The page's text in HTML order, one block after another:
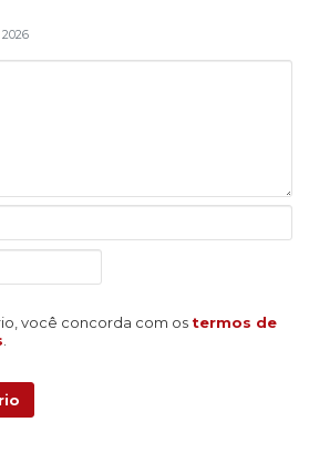
você concorda com os termos de
.